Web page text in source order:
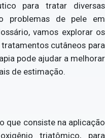
para tratar diversas
problemas de pele em
vamos explorar os
cutâneos para
pode ajudar a melhorar
de estimação.
que consiste na aplicação
triatômico, para